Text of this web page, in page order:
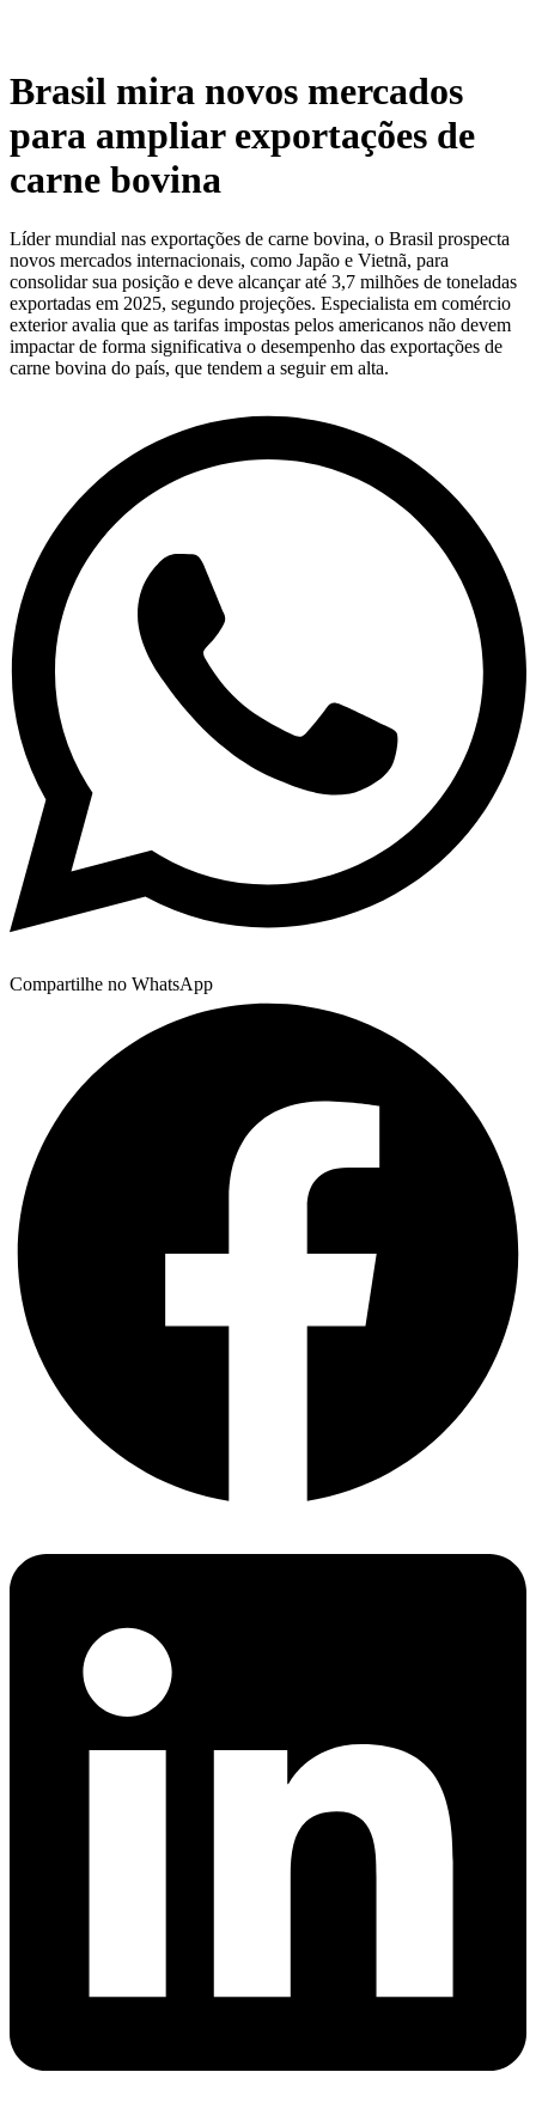
Brasil mira novos mercados
para ampliar exportações de
carne bovina
Líder mundial nas exportações de carne bovina, o Brasil prospecta
novos mercados internacionais, como Japão e Vietnã, para
consolidar sua posição e deve alcançar até 3,7 milhões de toneladas
exportadas em 2025, segundo projeções. Especialista em comércio
exterior avalia que as tarifas impostas pelos americanos não devem
impactar de forma significativa o desempenho das exportações de
carne bovina do país, que tendem a seguir em alta.
Compartilhe no WhatsApp